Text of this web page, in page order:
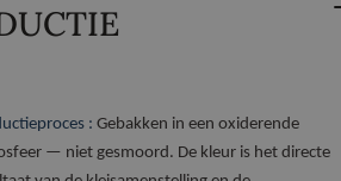
: Gebakken in een oxiderende
— niet gesmoord. De kleur is het directe